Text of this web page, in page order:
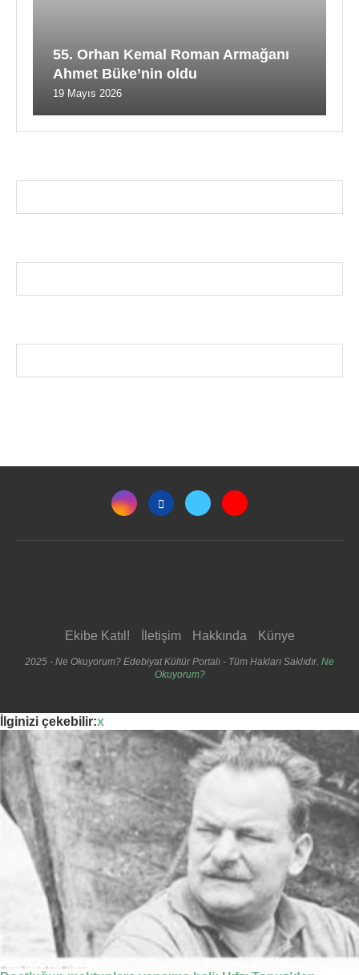
55. Orhan Kemal Roman Armağanı
Ahmet Büke’nin oldu
19 Mayıs 2026
Ekibe Katıl! İletişim Hakkında Künye
2025 - Ne Okuyorum? Edebiyat Kültür Portalı - Tüm Hakları Saklıdır. Ne
Okuyorum?
İlginizi çekebilir:x